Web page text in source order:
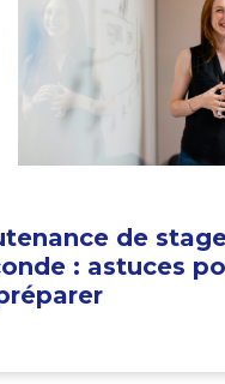
de
: astuces